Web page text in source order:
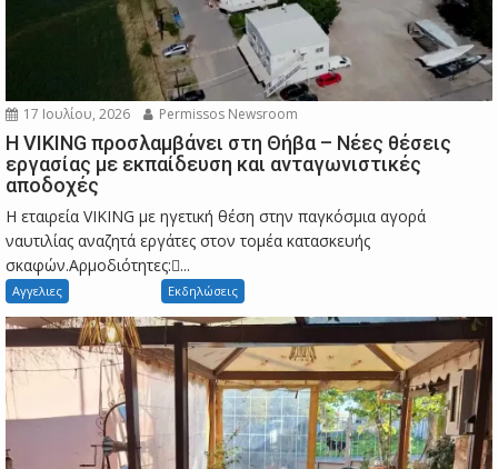
17 Ιουλίου, 2026 Permissos Newsroom
Η VIKING προσλαμβάνει στη Θήβα – Νέες θέσεις
εργασίας με εκπαίδευση και ανταγωνιστικές
αποδοχές
Η εταιρεία VIKING με ηγετική θέση στην παγκόσμια αγορά
ναυτιλίας αναζητά εργάτες στον τομέα κατασκευής
σκαφών.Αρμοδιότητες:...
Αγγελιες Εκδηλώσεις